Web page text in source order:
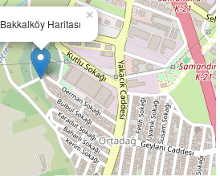
Bakkalköy Haritası
×